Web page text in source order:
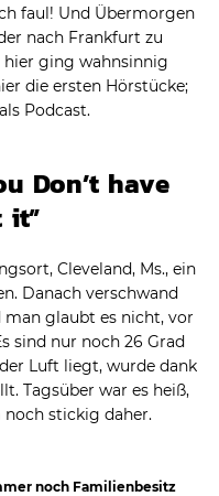
faul! Und Übermorgen
nach Frankfurt zu
hier ging wahnsinnig
die ersten Hörstücke;
Podcast.
Don’t have
it”
Cleveland, Ms., ein
Danach verschwand
glaubt es nicht, vor
sind nur noch 26 Grad
Luft liegt, wurde dank
Tagsüber war es heiß,
noch stickig daher.
noch Familienbesitz